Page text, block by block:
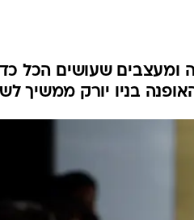
דוגמנית
ומעצבים שעושים הכל
בניו יורק ממשיך